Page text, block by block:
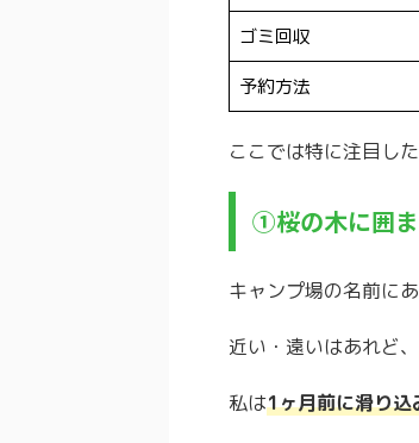
ゴミ回収
予約方法
ここでは特に注目し
①桜の木に囲
キャンプ場の名前にあ
近い・遠いはあれど、
私は1ヶ月前に滑り